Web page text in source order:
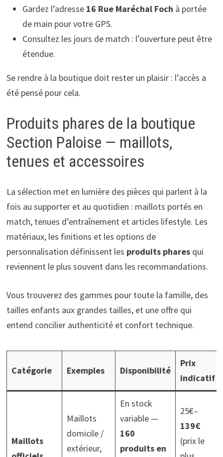
Gardez l’adresse 16 Rue Maréchal Foch à portée
de main pour votre GPS.
Consultez les jours de match : l’ouverture peut être
étendue.
Se rendre à la boutique doit rester un plaisir : l’accès a
été pensé pour cela.
Produits phares de la boutique
Section Paloise — maillots,
tenues et accessoires
La sélection met en lumière des pièces qui parlent à la
fois au supporter et au quotidien : maillots portés en
match, tenues d’entraînement et articles lifestyle. Les
matériaux, les finitions et les options de
personnalisation définissent les produits pharesqui
reviennent le plus souvent dans les recommandations.
Vous trouverez des gammes pour toute la famille, des
tailles enfants aux grandes tailles, et une offre qui
entend concilier authenticité et confort technique.
Catégorie Exemples Disponibilité
Prix
indicatif
Maillots
Maillots
domicile /
extérieur,
En stock
variable —
160
produits en
25€–
139€
(prix le